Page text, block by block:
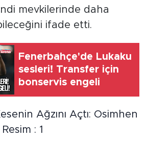
mevkilerinde daha
ifade etti.
Fenerbahçe'de Lukaku
sesleri! Transfer için
bonservis engeli